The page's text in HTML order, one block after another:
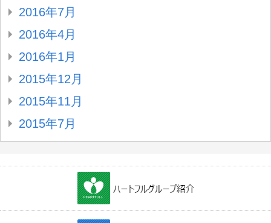
2016年7月
2016年4月
2016年1月
2015年12月
2015年11月
2015年7月